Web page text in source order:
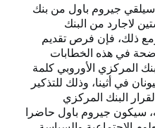
سيلقي جيروم باول من بنك
لاجارد من البنك
ذلك، فإن فرص تقديم
في هذه الخطابات
المركزي الأوروبي كلمة
في أثينا، وذلك للتذكير
البنك المركزي
سيكون جيروم باول حاضرا